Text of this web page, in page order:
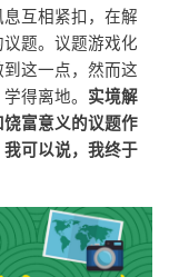
互相紧扣，在解
题。议题游戏化
这一点，然而这
得离地。 实境解
富意义的议题作
可以说，我终于